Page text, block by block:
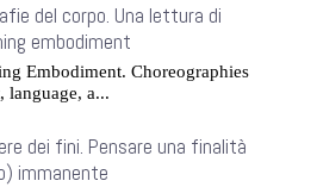
del corpo. Una lettura di
embodiment
Embodiment. Choreographies
language, a...
dei fini. Pensare una finalità
immanente